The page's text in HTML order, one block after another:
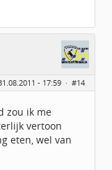
- 17:59 · #14
zou ik me
vertoon
eten, wel van